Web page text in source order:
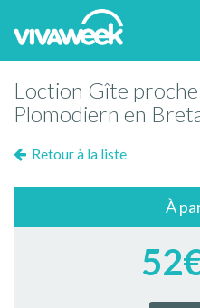
Loction Gîte proche
Plomodiern en
Retour à la liste
À